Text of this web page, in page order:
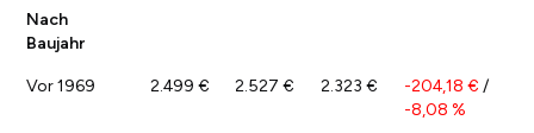
Nach
Baujahr
Vor 1969 2.499 € 2.527 € 2.323 € -204,18 € /
-8,08 %